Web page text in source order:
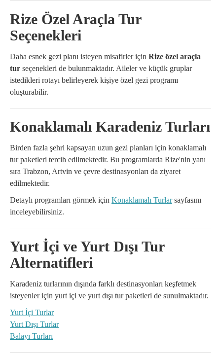
Rize Özel Araçla Tur
Seçenekleri
Daha esnek gezi planı isteyen misafirler için Rize özel araçla
tur seçenekleri de bulunmaktadır. Aileler ve küçük gruplar
istedikleri rotayı belirleyerek kişiye özel gezi programı
oluşturabilir.
Konaklamalı Karadeniz Turları
Birden fazla şehri kapsayan uzun gezi planları için konaklamalı
tur paketleri tercih edilmektedir. Bu programlarda Rize'nin yanı
sıra Trabzon, Artvin ve çevre destinasyonları da ziyaret
edilmektedir.
Detaylı programları görmek için Konaklamalı Turlarsayfasını
inceleyebilirsiniz.
Yurt İçi ve Yurt Dışı Tur
Alternatifleri
Karadeniz turlarının dışında farklı destinasyonları keşfetmek
isteyenler için yurt içi ve yurt dışı tur paketleri de sunulmaktadır.
Yurt İçi Turlar
Yurt Dışı Turlar
Balayı Turları